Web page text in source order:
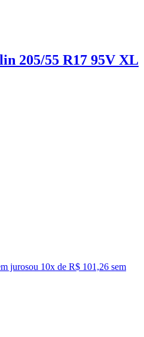
205/55 R17 95V XL
jurosou 10x de R$ 101,26 sem